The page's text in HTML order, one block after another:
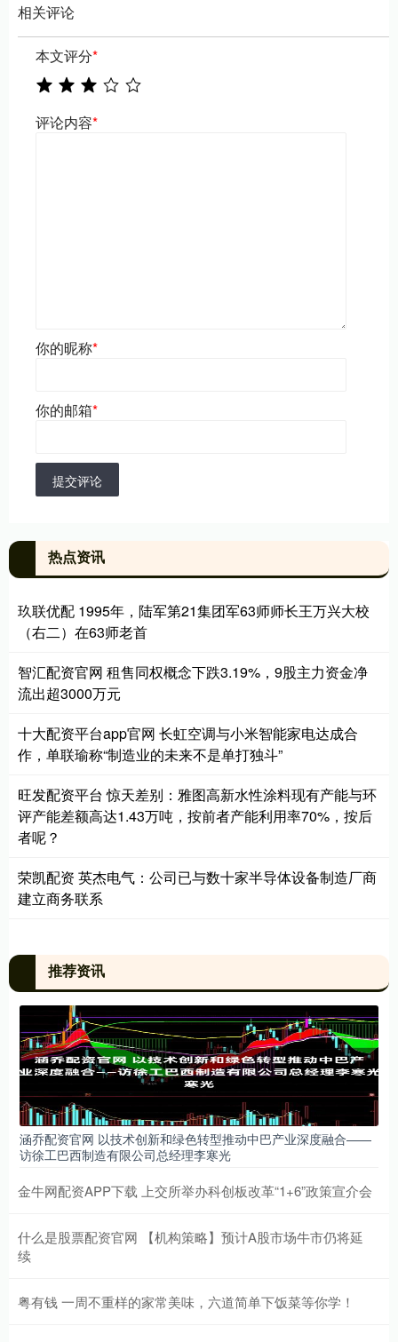
相关评论
本文评分*
评论内容*
你的昵称*
你的邮箱*
提交评论
热点资讯
玖联优配 1995年，陆军第21集团军63师师长王万兴大校
（右二）在63师老首
智汇配资官网 租售同权概念下跌3.19%，9股主力资金净
流出超3000万元
十大配资平台app官网 长虹空调与小米智能家电达成合
作，单联瑜称“制造业的未来不是单打独斗”
旺发配资平台 惊天差别：雅图高新水性涂料现有产能与环
评产能差额高达1.43万吨，按前者产能利用率70%，按后
者呢？
荣凯配资 英杰电气：公司已与数十家半导体设备制造厂商
建立商务联系
推荐资讯
涵乔配资官网 以技术创新和绿色转型推动中巴产业深度融合——
访徐工巴西制造有限公司总经理李寒光
金牛网配资APP下载 上交所举办科创板改革“1+6”政策宣介会
什么是股票配资官网 【机构策略】预计A股市场牛市仍将延
续
粤有钱 一周不重样的家常美味，六道简单下饭菜等你学！